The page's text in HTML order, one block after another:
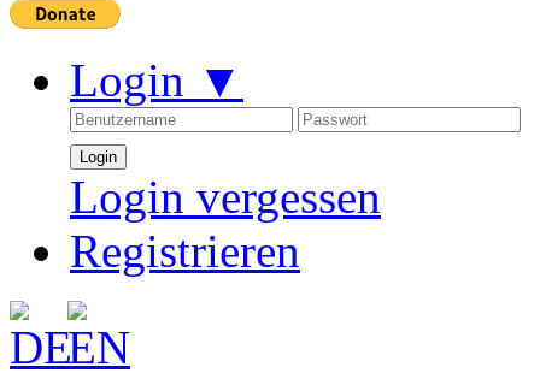
Login ▼
Login vergessen
Registrieren